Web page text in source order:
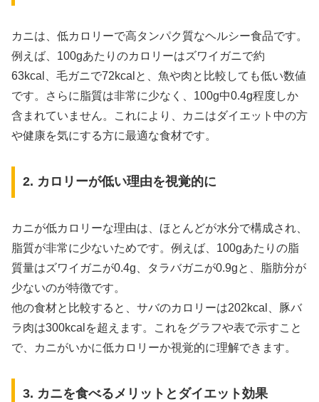
カニは、低カロリーで高タンパク質なヘルシー食品です。
例えば、100gあたりのカロリーはズワイガニで約
63kcal、毛ガニで72kcalと、魚や肉と比較しても低い数値
です。さらに脂質は非常に少なく、100g中0.4g程度しか
含まれていません。これにより、カニはダイエット中の方
や健康を気にする方に最適な食材です。
2. カロリーが低い理由を視覚的に
カニが低カロリーな理由は、ほとんどが水分で構成され、
脂質が非常に少ないためです。例えば、100gあたりの脂
質量はズワイガニが0.4g、タラバガニが0.9gと、脂肪分が
少ないのが特徴です。
他の食材と比較すると、サバのカロリーは202kcal、豚バ
ラ肉は300kcalを超えます。これをグラフや表で示すこと
で、カニがいかに低カロリーか視覚的に理解できます。
3. カニを食べるメリットとダイエット効果